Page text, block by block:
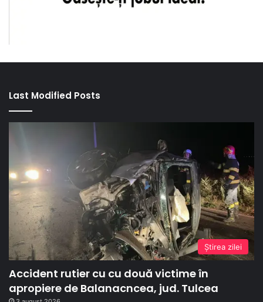
Last Modified Posts
Ştirea zilei
Accident rutier cu cu două victime în
apropiere de Balanacncea, jud. Tulcea